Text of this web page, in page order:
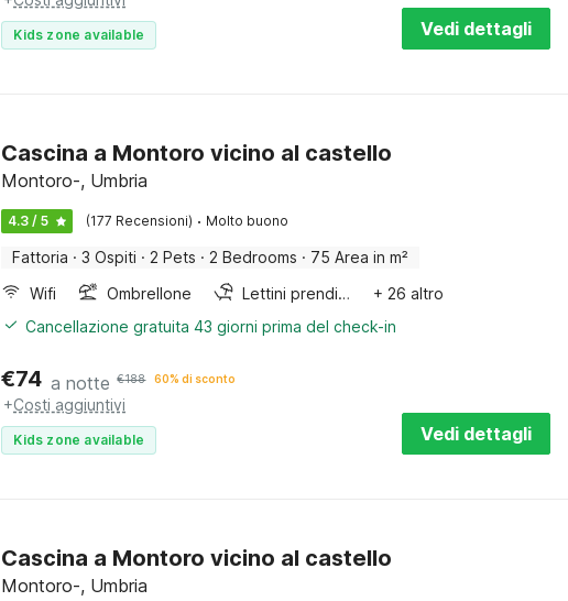
Kids zone available Vedi dettagli
Cascina a Montoro vicino al castello
Montoro-, Umbria
4.3 / 5 (177 Recensioni) · Molto buono
Fattoria · 3 Ospiti · 2 Pets · 2 Bedrooms · 75 Area in m²
Wifi
Ombrellone Lettini prendisole
+ 26 altro
Cancellazione gratuita 43 giorni prima del check-in
€74 a notte €188 60% di sconto
+Costi aggiuntivi
Kids zone available Vedi dettagli
Cascina a Montoro vicino al castello
Montoro-, Umbria